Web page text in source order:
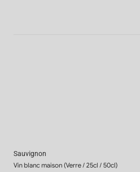
Sauvignon
Vin blanc maison (Verre / 25cl / 50cl)